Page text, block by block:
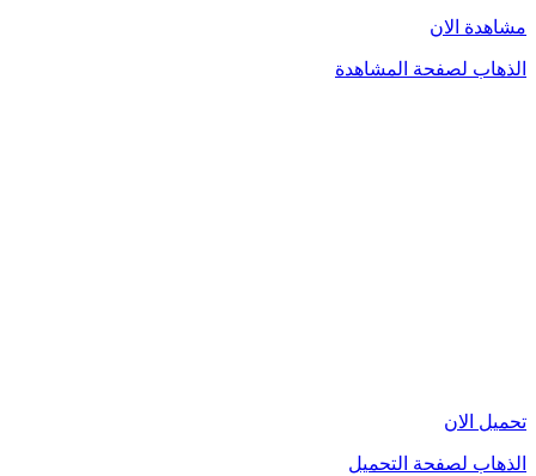
مشاهدة الان
الذهاب لصفحة المشاهدة
تحميل الان
الذهاب لصفحة التحميل